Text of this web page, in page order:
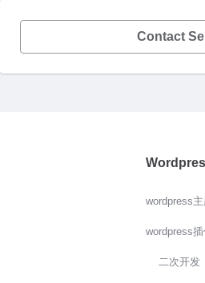
Contact
wordpress主
wordpress
二次开发